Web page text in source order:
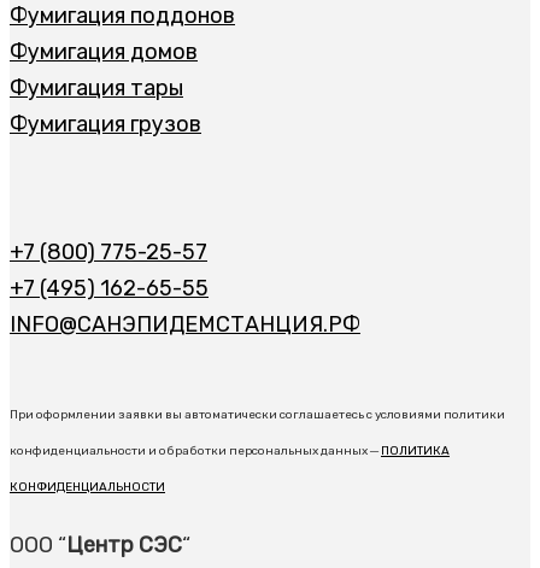
Фумигация поддонов
Фумигация домов
Фумигация тары
Фумигация грузов
+7 (800) 775-25-57
+7 (495) 162-65-55
INFO@САНЭПИДЕМСТАНЦИЯ.РФ
При оформлении заявки вы автоматически соглашаетесь с условиями политики
конфиденциальности и обработки персональных данных ─ ПОЛИТИКА
КОНФИДЕНЦИАЛЬНОСТИ
ООО “Центр СЭС“